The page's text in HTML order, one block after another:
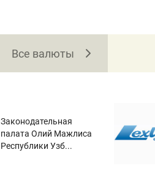
Все валюты
Законодательная
палата Олий Мажлиса
Республики Узб...